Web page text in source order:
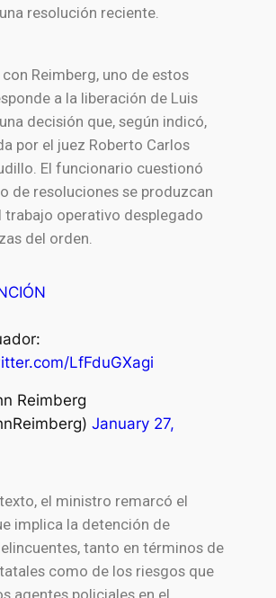
resolución reciente.
Reimberg, uno de estos
a la liberación de Luis
decisión que, según indicó,
por el juez Roberto Carlos
El funcionario cuestionó
de resoluciones se produzcan
trabajo operativo desplegado
del orden.
LfFduGXagi
Reimberg
January 27,
el ministro remarcó el
implica la detención de
tanto en términos de
como de los riesgos que